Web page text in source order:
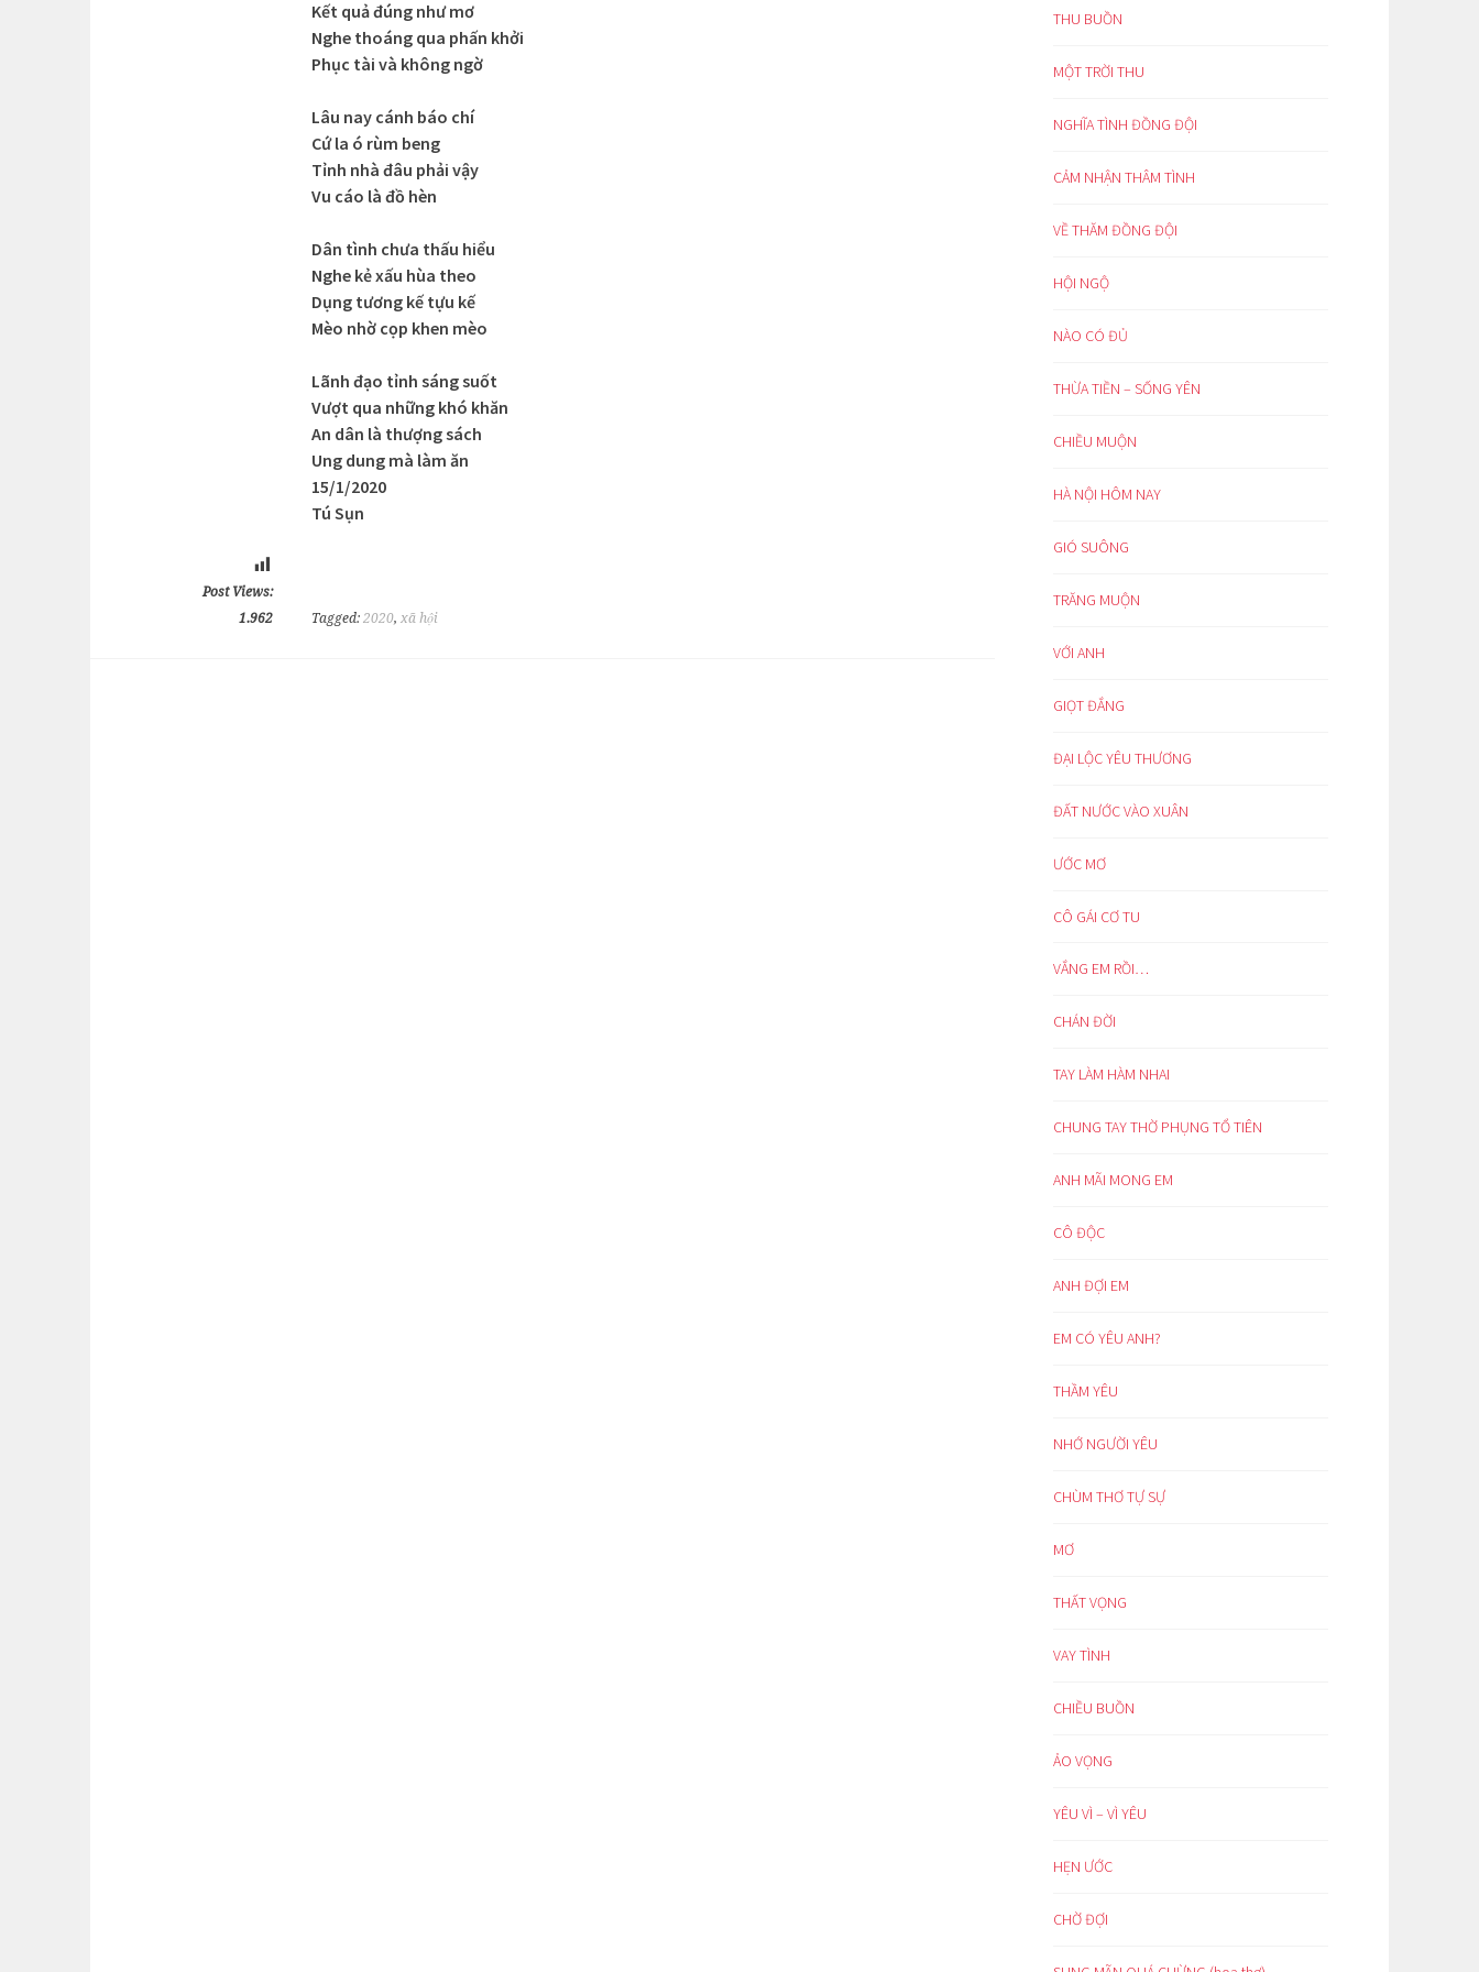
Kết quả đúng như mơ
Nghe thoáng qua phấn khởi
Phục tài và không ngờ
Lâu nay cánh báo chí
Cứ la ó rùm beng
Tỉnh nhà đâu phải vậy
Vu cáo là đồ hèn
Dân tình chưa thấu hiểu
Nghe kẻ xấu hùa theo
Dụng tương kế tựu kế
Mèo nhờ cọp khen mèo
Lãnh đạo tỉnh sáng suốt
Vượt qua những khó khăn
An dân là thượng sách
Ung dung mà làm ăn
15/1/2020
Tú Sụn
Post Views:
1.962
Tagged: 2020, xã hội
THU BUỒN
MỘT TRỜI THU
NGHĨA TÌNH ĐỒNG ĐỘI
CẢM NHẬN THÂM TÌNH
VỀ THĂM ĐỒNG ĐỘI
HỘI NGỘ
NÀO CÓ ĐỦ
THỪA TIỀN – SỐNG YÊN
CHIỀU MUỘN
HÀ NỘI HÔM NAY
GIÓ SUÔNG
TRĂNG MUỘN
VỚI ANH
GIỌT ĐẮNG
ĐẠI LỘC YÊU THƯƠNG
ĐẤT NƯỚC VÀO XUÂN
ƯỚC MƠ
CÔ GÁI CƠ TU
VẮNG EM RỒI…
CHÁN ĐỜI
TAY LÀM HÀM NHAI
CHUNG TAY THỜ PHỤNG TỔ TIÊN
ANH MÃI MONG EM
CÔ ĐỘC
ANH ĐỢI EM
EM CÓ YÊU ANH?
THẦM YÊU
NHỚ NGƯỜI YÊU
CHÙM THƠ TỰ SỰ
MƠ
THẤT VỌNG
VAY TÌNH
CHIỀU BUỒN
ẢO VỌNG
YÊU VÌ – VÌ YÊU
HẸN ƯỚC
CHỜ ĐỢI